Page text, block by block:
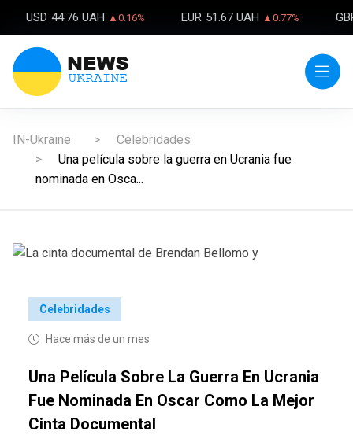
USD 44.76 UAH ▲0.16% EUR 51.67 UAH ▲0.77%
IN-Ukraine
Celebridades
Una película sobre la guerra en Ucrania fue
nominada en Osca...
Celebridades
Hace más de un mes
Una Película Sobre La Guerra En Ucrania
Fue Nominada En Oscar Como La Mejor
Cinta Documental